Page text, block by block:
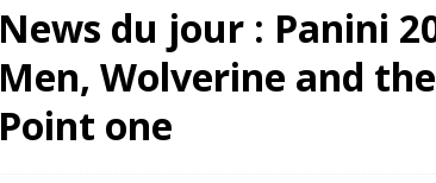
News du jour : Panini
Men, Wolverine and
Point one